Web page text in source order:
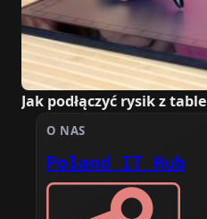
Jak podłączyć rysik z
O NAS
Poland IT Hub